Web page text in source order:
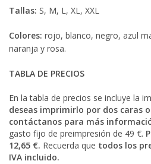
Tallas: S, M, L, XL, XXL
Colores: rojo, blanco, negro, azul
naranja y rosa.
TABLA DE PRECIOS
En la tabla de precios se incluye la
deseas imprimirlo por dos caras
contáctanos para más
gasto fijo de preimpresión de 49 €.
12,65 €. Recuerda que todos los
IVA incluido.